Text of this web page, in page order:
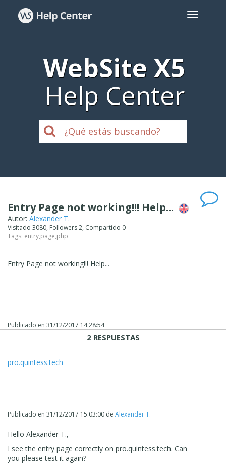
WebSite X5
Help Center
Entry Page not working!!! Help...
Autor: Alexander T.
Visitado 3080, Followers 2, Compartido 0
Tags: entry,page,php
Entry Page not working!!! Help...
Publicado en 31/12/2017 14:28:54
2 RESPUESTAS
pro.quintess.tech
Publicado en 31/12/2017 15:03:00 de Alexander T.
Hello Alexander T.,
I see the entry page correctly on pro.quintess.tech. Can
you please test it again?